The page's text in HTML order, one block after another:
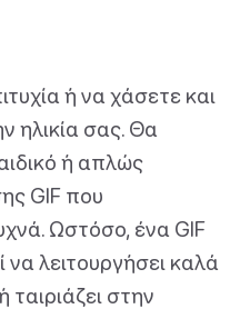
ή να χάσετε και
ηλικία σας. Θα
ή απλώς
GIF που
Ωστόσο, ένα GIF
λειτουργήσει καλά
ταιριάζει στην